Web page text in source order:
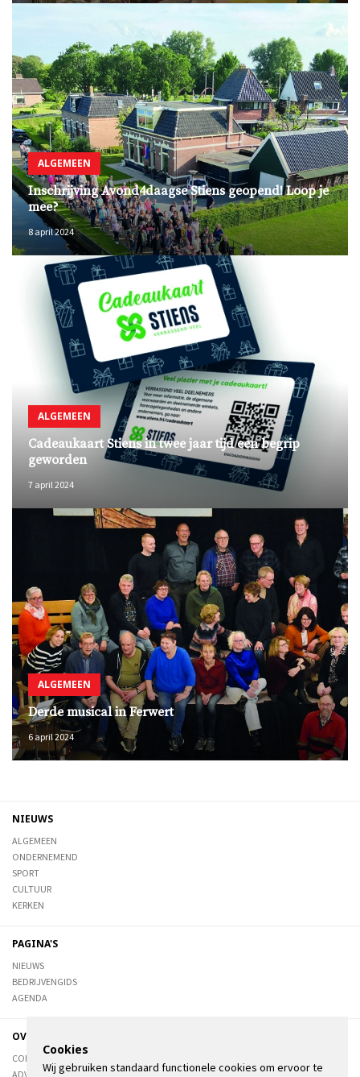
ALGEMEEN
Inschrijving Avond4daagse Stiens geopend! Loop je
mee?
8 april 2024
ALGEMEEN
Cadeaukaart Stiens in twee jaar tijd een begrip
geworden
7 april 2024
ALGEMEEN
Derde musical in Ferwert
6 april 2024
NIEUWS
ALGEMEEN
ONDERNEMEND
SPORT
CULTUUR
KERKEN
PAGINA'S
NIEUWS
BEDRIJVENGIDS
AGENDA
OVER DE STIENSER
CONTACT
ADVERTEREN
Cookies
Wij gebruiken standaard functionele cookies om ervoor te